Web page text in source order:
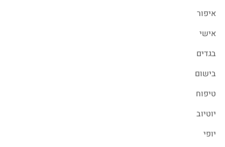
איפור
אישי
בגדים
בישום
טיפוח
יוטיוב
יופי